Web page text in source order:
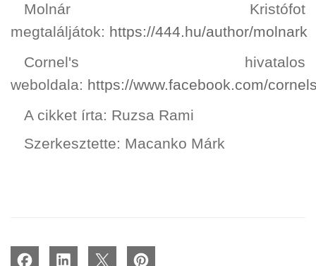
Molnár Kristófot
megtaláljátok: https://444.hu/author/molnark
Cornel's hivatalos
weboldala: https://www.facebook.com/
A cikket írta: Ruzsa Rami
Szerkesztette: Macanko Márk